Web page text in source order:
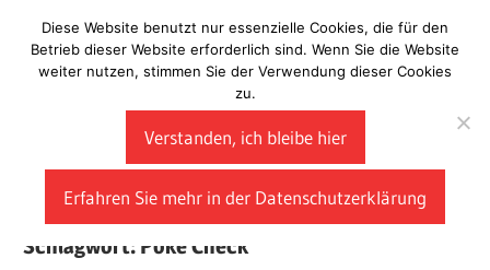
Inhalt
springen
Laberladen
Schlagwort: Poke Check
Diese Website benutzt nur essenzielle Cookies, die für den
Betrieb dieser Website erforderlich sind. Wenn Sie die Website
weiter nutzen, stimmen Sie der Verwendung dieser Cookies
zu.
Verstanden, ich bleibe hier
Erfahren Sie mehr in der Datenschutzerklärung